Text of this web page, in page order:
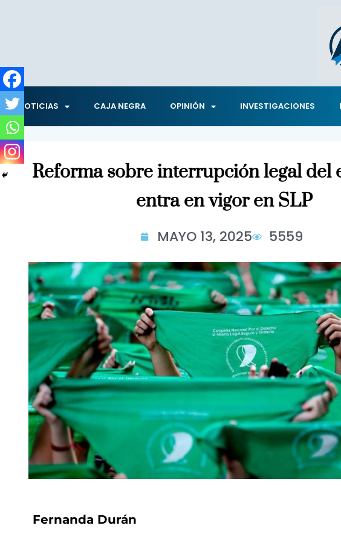
NOTICIAS CAJA NEGRA OPINIÓN INVESTIGACIONES
Reforma sobre interrupción legal del
entra en vigor en SLP
MAYO 13, 2025 5559
Fernanda Durán